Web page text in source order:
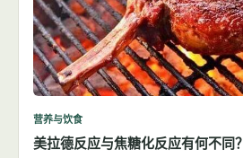
营养与饮食
美拉德反应与焦糖化反应有何不同？